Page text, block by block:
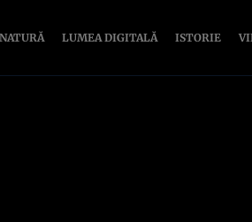
NATURĂ LUMEA DIGITALĂ ISTORIE